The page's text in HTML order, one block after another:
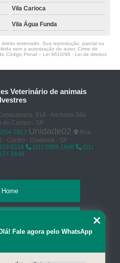
Vila Carioca
Vila Água Funda
reservado. Sua reprodução, parcial ou
sem a autorização do autor. Crime de
Código Penal – Lei 9610/98 - Lei de direitos
Veterinário de animais
918 - Anchieta São
do Campo - SP
7917 Unidade02
Rua
- Centro - Diadema - SP
5116 (11) 2988-1648
(11)
1648
Home
Fale agora pelo WhatsApp